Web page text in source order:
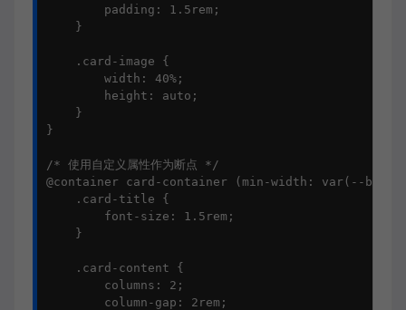
        padding: 1.5rem;
    }
    .card-image {
        width: 40%;
        height: auto;
    }
}
/* 使用自定义属性作为断点 */
@container card-container (min-width: var(--
    .card-title {
        font-size: 1.5rem;
    }
    .card-content {
        columns: 2;
        column-gap: 2rem;